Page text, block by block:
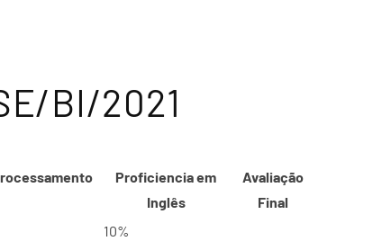
BI/2021
Proficiencia em
Inglês
Avaliação
Final
10%